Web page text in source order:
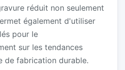
réduit non seulement
également d'utiliser
pour le
sur les tendances
de fabrication durable.